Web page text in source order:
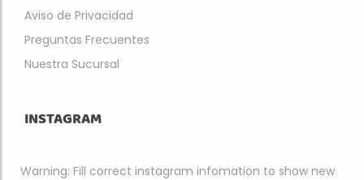
Aviso de Privacidad
Preguntas Frecuentes
Nuestra Sucursal
INSTAGRAM
Warning: Fill correct instagram infomation to show new